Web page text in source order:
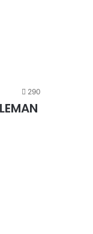
290